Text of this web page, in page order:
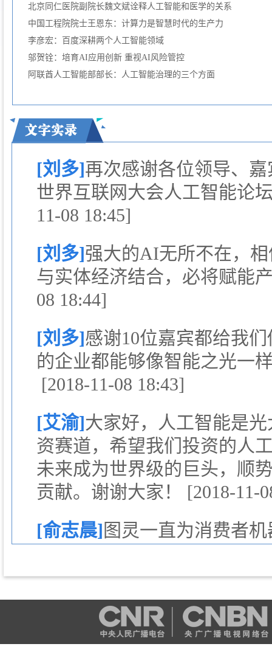
北京同仁医院副院长魏文斌诠释人工智能和医学的关系
中国工程院院士王恩东：计算力是智慧时代的生产力
李彦宏：百度深耕两个人工智能领域
邬贺铨：培育AI应用创新 重视AI风险管控
阿联酋人工智能部部长：人工智能治理的三个方面